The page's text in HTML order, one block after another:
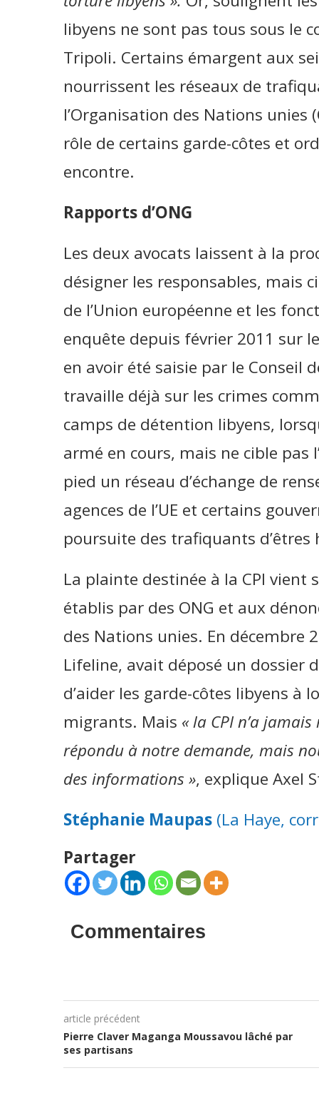
libyens ne sont pas tous sous le
Tripoli. Certains émargent aux
nourrissent les réseaux de
l’Organisation des Nations unies
rôle de certains garde-côtes et
encontre.
Rapports d’ONG
Les deux avocats laissent à la
désigner les responsables, mais
de l’Union européenne et les
enquête depuis février 2011 sur
en avoir été saisie par le Conseil
travaille déjà sur les crimes
camps de détention libyens,
armé en cours, mais ne cible pas
pied un réseau d’échange de
agences de l’UE et certains
poursuite des trafiquants d’êtres
La plainte destinée à la CPI
établis par des ONG et aux
des Nations unies. En décembre
Lifeline, avait déposé un dossier
d’aider les garde-côtes libyens à
migrants. Mais « la CPI n’a
répondu à notre demande, mais
des informations », explique Axel
Stéphanie Maupas(La Haye,
Partager
Commentaires
article précédent
Pierre Claver Maganga Moussavou lâché par
ses partisans